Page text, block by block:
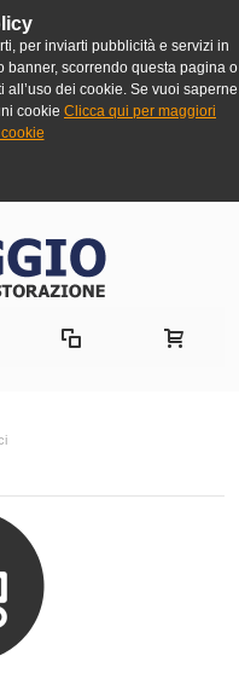
per inviarti pubblicità e servizi in
banner, scorrendo questa pagina o
dei cookie. Se vuoi saperne
cookie Clicca qui per maggiori